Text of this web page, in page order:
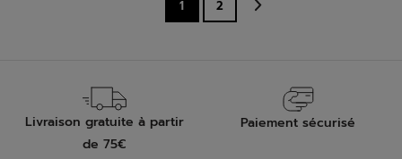
9
avis
1 2
Livraison gratuite à partir
de 75€
Paiement sécurisé